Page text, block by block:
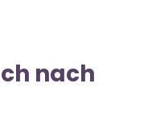
nach